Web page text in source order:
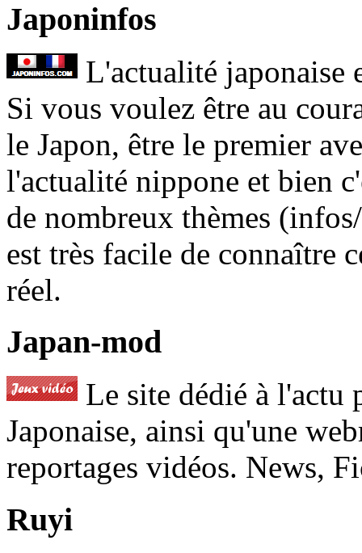
Japoninfos
L'actualité japonaise
Si vous voulez être au
le Japon, être le premier
l'actualité nippone et bien
de nombreux thèmes
est très facile de connaître
réel.
Japan-mod
Le site dédié à l'actu
Japonaise, ainsi qu'une
reportages vidéos. News,
Ruyi